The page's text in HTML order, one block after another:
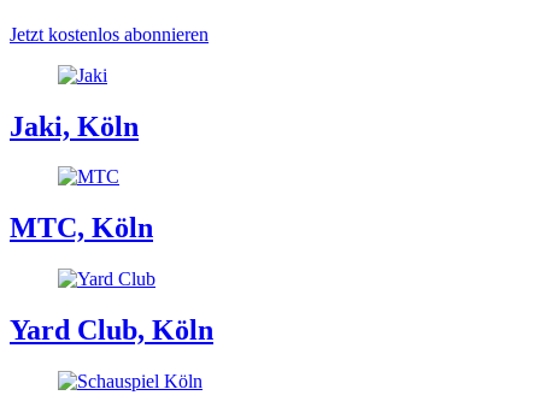
Jetzt kostenlos abonnieren
Jaki, Köln
MTC, Köln
Yard Club, Köln